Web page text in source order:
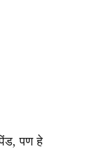
पण हे